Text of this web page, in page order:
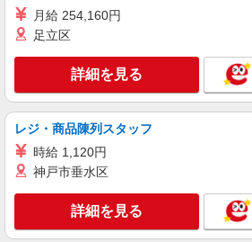
月給 254,160円
足立区
詳細を見る
レジ・商品陳列スタッフ
時給 1,120円
神戸市垂水区
詳細を見る